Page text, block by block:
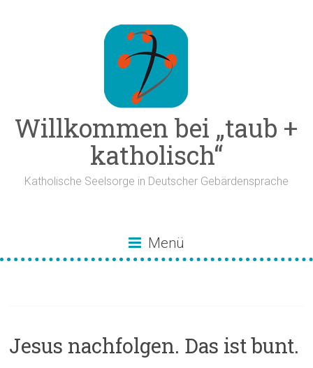
Willkommen bei „taub +
katholisch“
Katholische Seelsorge in Deutscher Gebärdensprache
Menü
Jesus nachfolgen. Das ist bunt.